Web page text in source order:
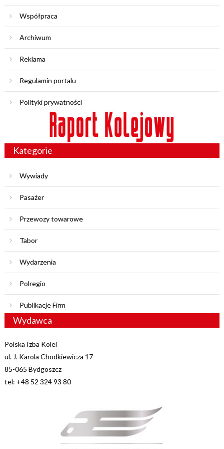
Współpraca
Archiwum
Reklama
Regulamin portalu
Polityki prywatności
Kategorie
Wywiady
Pasażer
Przewozy towarowe
Tabor
Wydarzenia
Polregio
Publikacje Firm
Wydawca
Polska Izba Kolei
ul. J. Karola Chodkiewicza 17
85-065 Bydgoszcz
tel: +48 52 324 93 80